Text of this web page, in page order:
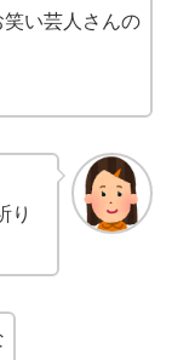
い芸人さんの
り